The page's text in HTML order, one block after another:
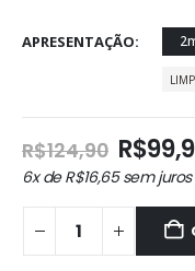
APRESENTAÇÃO
R$124,90 O
preço
original
era:
R$
6x deR$16,65sem juros